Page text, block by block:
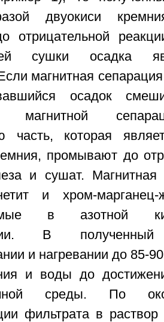
двуокиси
отрицательной
сушки осадка
магнитная
осадок
магнитной
часть, которая
промывают до
и сушат. Магнитная
и хром-
в азотной
В
и нагревании до 85-
и воды до
среды. По
фильтрата в